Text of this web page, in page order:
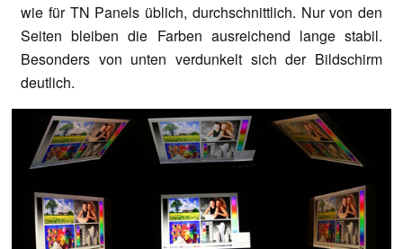
wie für TN Panels üblich, durchschnittlich. Nur von den
Seiten bleiben die Farben ausreichend lange stabil.
Besonders von unten verdunkelt sich der Bildschirm
deutlich.